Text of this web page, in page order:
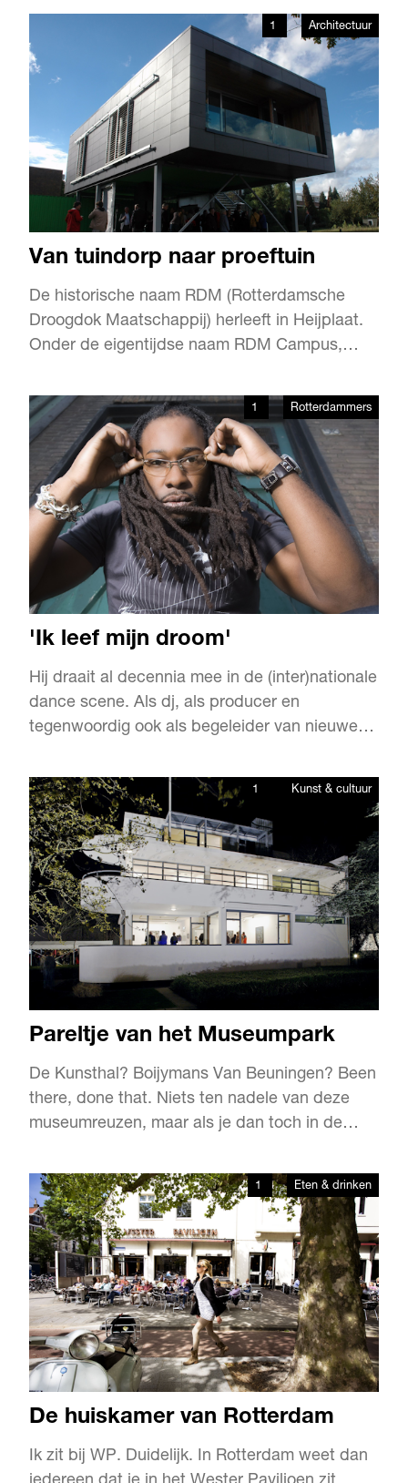
Wesselink, directeur van Rotterdam Marketing.
Aan hem de taak Rotterdam (inter)nationaal te
verkopen aan zakenmensen en toeristen. Dat
lukt steeds beter, met dank …
1 Architectuur
Van tuindorp naar proeftuin
De historische naam RDM (Rotterdamsche
Droogdok Maatschappij) herleeft in Heijplaat.
Onder de eigentijdse naam RDM Campus,
Design & Manufacturing’ staan. Partners in het
nieuwe RDM zijn Albeda College, Hogeschool
Rotterdam en het Havenbedrijf Rotterdam.
Heijplaat is broedplaats gewor…
1 Rotterdammers
'Ik leef mijn droom'
Hij draait al decennia mee in de (inter)nationale
dance scene. Als dj, als producer en
tegenwoordig ook als begeleider van nieuwe
van de meest gevraagde Nederlandse dj’s. En
als het aan hem ligt gaat hij door tot zijn
honderdste. “Een optreden is succesvol als ik
mensen mee kan neme…
1 Kunst & cultuur
Pareltje van het Museumpark
De Kunsthal? Boijymans Van Beuningen? Been
there, done that. Niets ten nadele van deze
museumreuzen, maar als je dan toch in de
Museum. De monumentale witte hoekvilla aan
het Museumpark is zoveel meer dan een
onderkomen van de werken van Henk Chabot.
Directeur Jisca Bijlsma: “De beken…
1 Eten & drinken
De huiskamer van Rotterdam
Ik zit bij WP. Duidelijk. In Rotterdam weet dan